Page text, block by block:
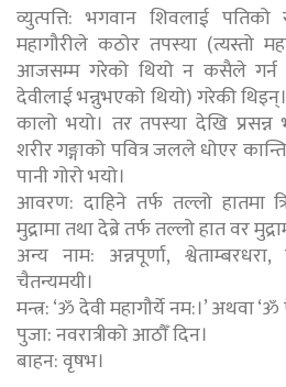
व्युत्पत्ति: भगवान शिवलाई पतिको
महागौरीले कठोर तपस्या (त्यस्तो
आजसम्म गरेको थियो न कसैले गर्न
देवीलाई भन्नुभएको थियो) गरेकी
कालो भयो। तर तपस्या देखि
शरीर गङ्गाको पवित्र जलले धोएर
पानी गोरो भयो।
आवरण: दाहिने तर्फ तल्लो हातमा
मुद्रामा तथा देब्रे तर्फ तल्लो हात वर
अन्य नाम: अन्नपूर्णा, श्वेताम्बरधरा,
चैतन्यमयी।
मन्त्र: ‘ॐ देवी महागौर्ये नम:।’ अथवा ‘ॐ
पुजा: नवरात्रीको आठौँ दिन।
बाहन: वृषभ।